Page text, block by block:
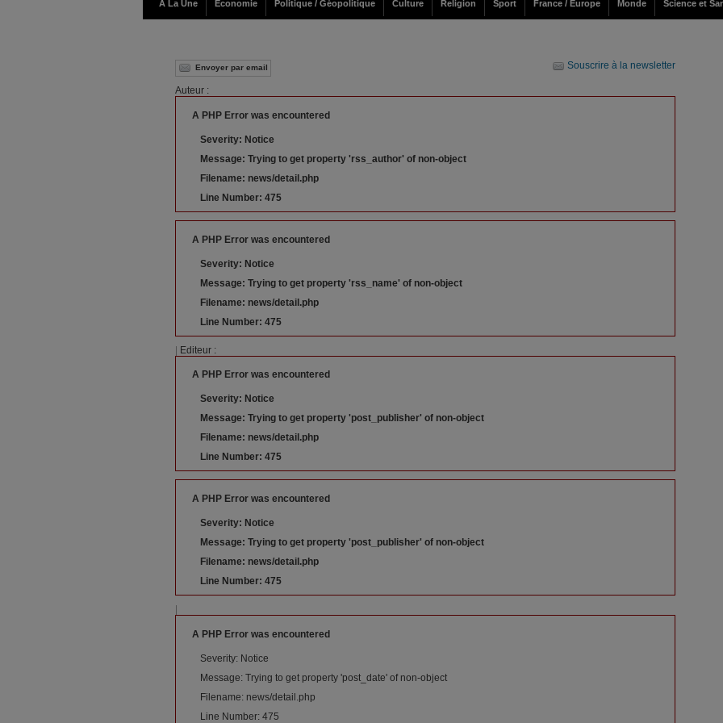
A La Une Economie Politique / Géopolitique Culture Religion Sport France / Europe Monde Science et
Envoyer par email Souscrire à la newsletter
Auteur :
A PHP Error was encountered
Severity: Notice
Message: Trying to get property 'rss_author' of non-object
Filename: news/detail.php
Line Number: 475
A PHP Error was encountered
Severity: Notice
Message: Trying to get property 'rss_name' of non-object
Filename: news/detail.php
Line Number: 475
| Editeur :
A PHP Error was encountered
Severity: Notice
Message: Trying to get property 'post_publisher' of non-object
Filename: news/detail.php
Line Number: 475
A PHP Error was encountered
Severity: Notice
Message: Trying to get property 'post_publisher' of non-object
Filename: news/detail.php
Line Number: 475
A PHP Error was encountered
Severity: Notice
Message: Trying to get property 'post_date' of non-object
Filename: news/detail.php
Line Number: 475